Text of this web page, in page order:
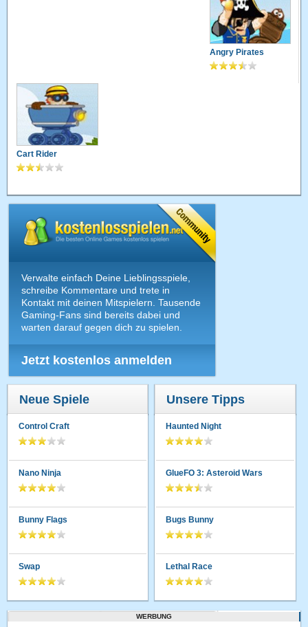
Angry Pirates
Cart Rider
Verwalte einfach Deine Lieblingsspiele,
schreibe Kommentare und trete in
Kontakt mit deinen Mitspielern. Tausende
Gaming-Fans sind bereits dabei und
warten darauf gegen dich zu spielen.
Jetzt kostenlos anmelden
Neue Spiele
Control Craft
Nano Ninja
Bunny Flags
Swap
Unsere Tipps
Haunted Night
GlueFO 3: Asteroid Wars
Bugs Bunny
Lethal Race
WERBUNG